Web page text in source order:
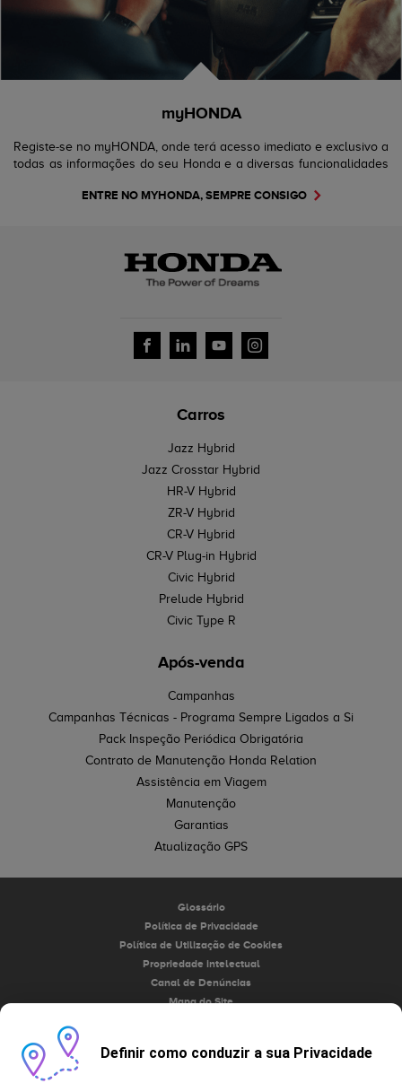
myHONDA
Registe-se no myHONDA, onde terá acesso imediato e exclusivo a
todas as informações do seu Honda e a diversas funcionalidades
ENTRE NO MYHONDA, SEMPRE CONSIGO
Carros
Jazz Hybrid
Jazz Crosstar Hybrid
HR-V Hybrid
ZR-V Hybrid
CR-V Hybrid
CR-V Plug-in Hybrid
Civic Hybrid
Prelude Hybrid
Civic Type R
Após-venda
Campanhas
Campanhas Técnicas - Programa Sempre Ligados a Si
Pack Inspeção Periódica Obrigatória
Contrato de Manutenção Honda Relation
Assistência em Viagem
Manutenção
Garantias
Atualização GPS
Glossário
Política de Privacidade
Política de Utilização de Cookies
Propriedade intelectual
Canal de Denúncias
Mapa do Site
Definir como conduzir a sua Privacidade